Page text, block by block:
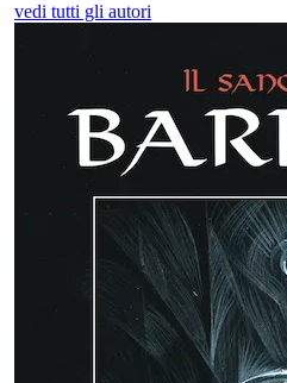
vedi tutti gli autori